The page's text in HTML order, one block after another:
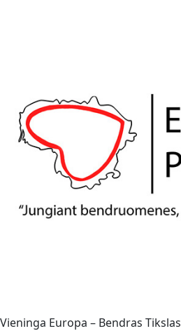
Vieninga Europa – Bendras Tikslas